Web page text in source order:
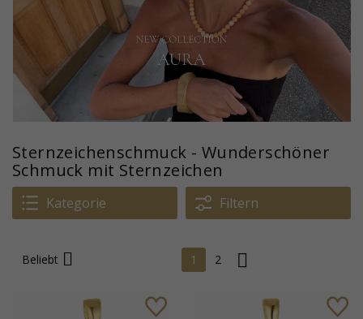
Sternzeichenschmuck - Wunderschöner
Schmuck mit Sternzeichen
Kategorie Filtern
Beliebt 1 2